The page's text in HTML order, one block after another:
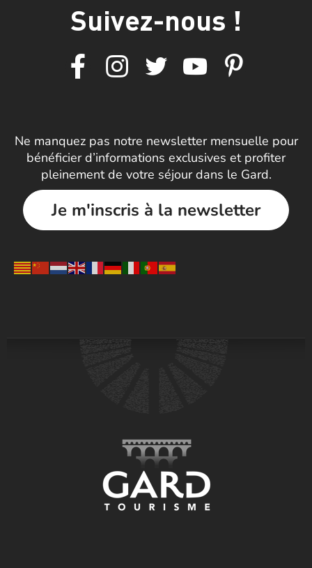
Suivez-nous !
Ne manquez pas notre newsletter mensuelle pour
bénéficier d’informations exclusives et profiter
pleinement de votre séjour dans le Gard.
Je m'inscris à la newsletter